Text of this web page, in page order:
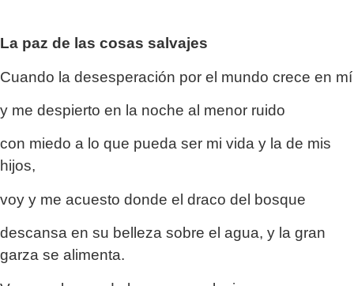
La paz de las cosas salvajes
Cuando la desesperación por el mundo crece en mí
y me despierto en la noche al menor ruido
con miedo a lo que pueda ser mi vida y la de mis
hijos,
voy y me acuesto donde el draco del bosque
descansa en su belleza sobre el agua, y la gran
garza se alimenta.